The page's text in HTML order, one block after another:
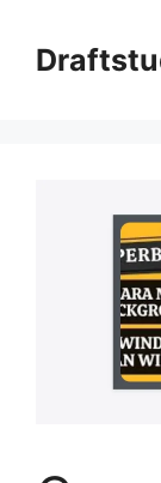
content